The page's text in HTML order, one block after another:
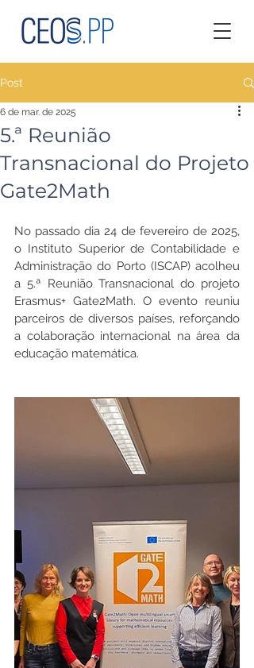
Post
5.ª Reunião
Transnacional do Projeto
Gate2Math
6 de mar. de 2025
No passado dia 24 de fevereiro de 2025,
o Instituto Superior de Contabilidade e
Administração do Porto (ISCAP) acolheu
a 5.ª Reunião Transnacional do projeto
Erasmus+ Gate2Math. O evento reuniu
parceiros de diversos países, reforçando
a colaboração internacional na área da
educação matemática.